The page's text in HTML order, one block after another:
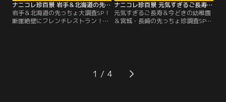
ナニコレ珍百景 岩手＆北海道の先っちょ大調査SP！断崖絶壁にフレンチレストラン！？（2026/05/24放送分）
岩手＆北海道の先っちょ大調査SP！
断崖絶壁にフレンチレストラン！？
島のアピール珍百景 島の奥の絶壁に
手彫りの女性像！子どもたちオスス
ナニコレ珍百景 元気すぎるご長寿＆今どきの幼稚園＆宮城・長崎の先っちょ珍調査SP（2026/05/17放送分）
元気すぎるご長寿＆今どきの幼稚園
＆宮城・長崎の先っちょ珍調査SP／
かった〇〇 ・宮城県 気仙沼の先っ
ちょに…ジンベエザメの〇〇があっ
1